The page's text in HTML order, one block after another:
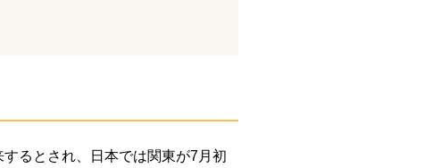
るとされ、日本では関東が7月初